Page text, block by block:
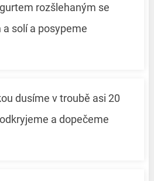
rozšlehaným se
solí a posypeme
dusíme v troubě asi 20
a dopečeme